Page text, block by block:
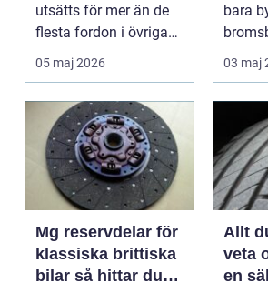
utsätts för mer än de
flesta fordon i övriga
landet. Kyla, ...
05 maj 2026
bara
03 maj
Mg reservdelar för
klassiska brittiska
bilar så hittar du
Allt
veta
en